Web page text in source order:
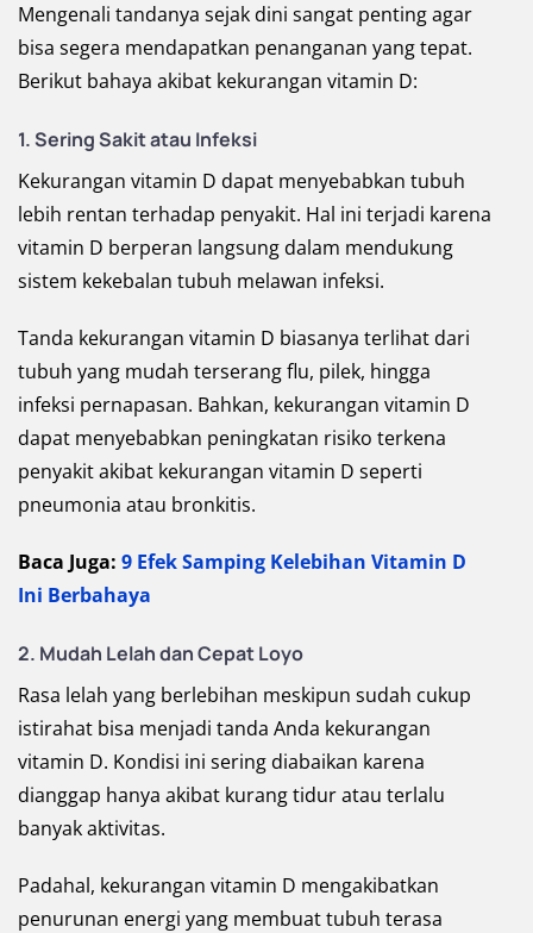
Mengenali tandanya sejak dini sangat penting agar
bisa segera mendapatkan penanganan yang tepat.
Berikut bahaya akibat kekurangan vitamin D:
1. Sering Sakit atau Infeksi
Kekurangan vitamin D dapat menyebabkan tubuh
lebih rentan terhadap penyakit. Hal ini terjadi karena
vitamin D berperan langsung dalam mendukung
sistem kekebalan tubuh melawan infeksi.
Tanda kekurangan vitamin D biasanya terlihat dari
tubuh yang mudah terserang flu, pilek, hingga
infeksi pernapasan. Bahkan, kekurangan vitamin D
dapat menyebabkan peningkatan risiko terkena
penyakit akibat kekurangan vitamin D seperti
pneumonia atau bronkitis.
Baca Juga: 9 Efek Samping Kelebihan Vitamin D
Ini Berbahaya
2. Mudah Lelah dan Cepat Loyo
Rasa lelah yang berlebihan meskipun sudah cukup
istirahat bisa menjadi tanda Anda kekurangan
vitamin D. Kondisi ini sering diabaikan karena
dianggap hanya akibat kurang tidur atau terlalu
banyak aktivitas.
Padahal, kekurangan vitamin D mengakibatkan
penurunan energi yang membuat tubuh terasa